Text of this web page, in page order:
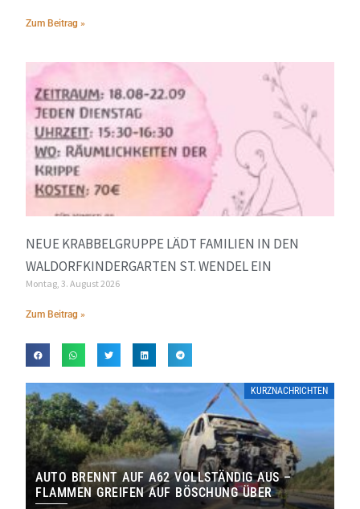
Zum Beitrag »
NEUE KRABBELGRUPPE LÄDT FAMILIEN IN DEN
WALDORFKINDERGARTEN ST. WENDEL EIN
Montag, 3. August 2026
Zum Beitrag »
KURZNACHRICHTEN
AUTO BRENNT AUF A62 VOLLSTÄNDIG AUS –
FLAMMEN GREIFEN AUF BÖSCHUNG ÜBER